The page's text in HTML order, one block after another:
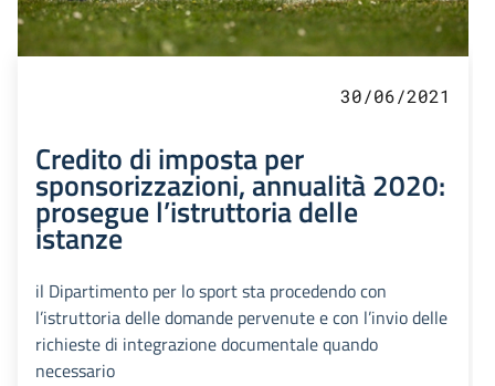
30/06/2021
Credito di imposta per
sponsorizzazioni, annualità 2020:
prosegue l’istruttoria delle
istanze
il Dipartimento per lo sport sta procedendo con
l’istruttoria delle domande pervenute e con l’invio delle
richieste di integrazione documentale quando
necessario